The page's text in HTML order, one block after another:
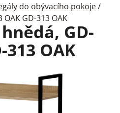
do obývacího pokoje/
GD-313 OAK
GD-
313 OAK